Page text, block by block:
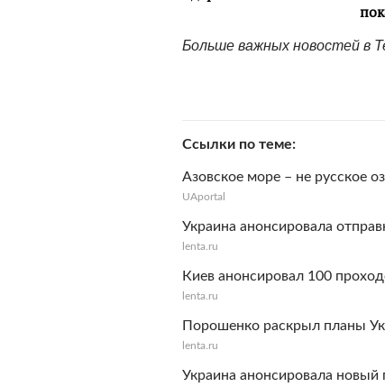
Больше важных новостей в
Ссылки по теме
Азовское море – не русское
UAportal
Украина анонсировала
lenta.ru
Киев анонсировал 100
lenta.ru
Порошенко раскрыл планы
lenta.ru
Украина анонсировала новый